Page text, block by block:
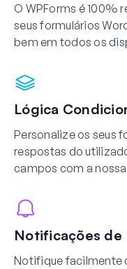
O WPForms é 100%
seus formulários
bem em todos os
Lógica
Personalize os seus
respostas do
campos com a
Notificações de
Notifique facilmente